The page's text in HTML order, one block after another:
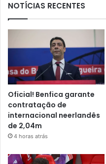
NOTÍCIAS RECENTES
Oficial! Benfica garante
contratação de
internacional neerlandês
de 2,04m
4 horas atrás